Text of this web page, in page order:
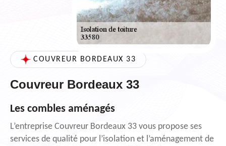
COUVREUR BORDEAUX 33
Couvreur Bordeaux 33
Les combles aménagés
L’entreprise Couvreur Bordeaux 33 vous propose ses
services de qualité pour l’isolation et l’aménagement de